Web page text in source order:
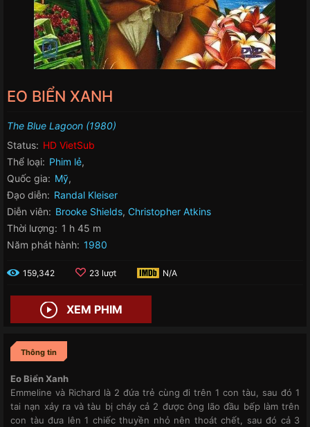
EO BIỂN XANH
The Blue Lagoon (1980)
Status: HD VietSub
Thể loại: Phim lẻ,
Quốc gia: Mỹ,
Đạo diễn: Randal Kleiser
Diễn viên: Brooke Shields, Christopher Atkins
Thời lượng: 1 h 45 m
Năm phát hành: 1980
159,342 23 lượt N/A
XEM PHIM
Thông tin
Eo Biển Xanh
Emmeline và Richard là 2 đứa trẻ cùng đi trên 1 con tàu, sau đó 1
tai nạn xảy ra và tàu bị cháy cả 2 được ông lão đầu bếp làm trên
con tàu đưa lên 1 chiếc thuyền nhỏ nên thoát chết, sau đó cả 3